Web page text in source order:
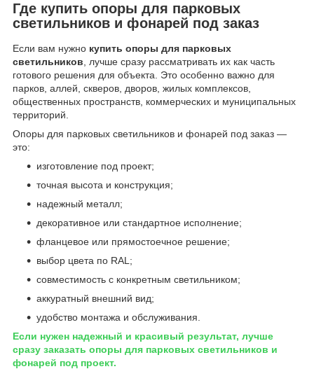
Где купить опоры для парковых
светильников и фонарей под заказ
Если вам нужно купить опоры для парковых
светильников , лучше сразу рассматривать их как часть
готового решения для объекта. Это особенно важно для
парков, аллей, скверов, дворов, жилых комплексов,
общественных пространств, коммерческих и муниципальных
территорий.
Опоры для парковых светильников и фонарей под заказ —
это:
изготовление под проект;
точная высота и конструкция;
надежный металл;
декоративное или стандартное исполнение;
фланцевое или прямостоечное решение;
выбор цвета по RAL;
совместимость с конкретным светильником;
аккуратный внешний вид;
удобство монтажа и обслуживания.
Если нужен надежный и красивый результат, лучше
сразу заказать опоры для парковых светильников и
фонарей под проект.